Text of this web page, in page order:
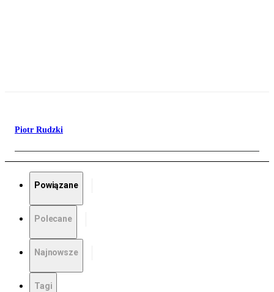
Piotr Rudzki
Powiązane
Polecane
Najnowsze
Tagi